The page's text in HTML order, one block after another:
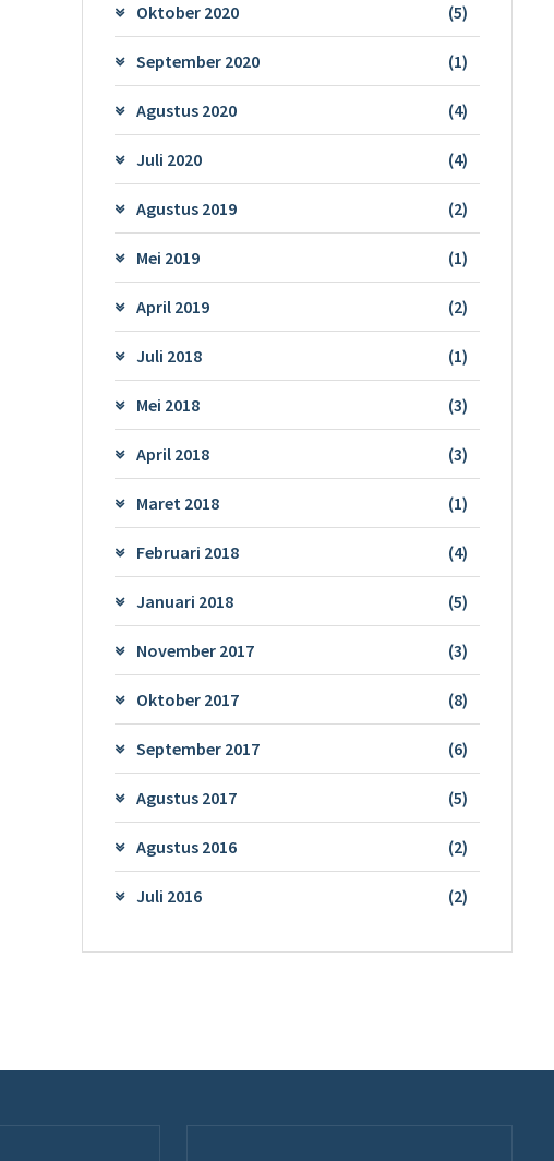
Oktober 2020 (5)
September 2020 (1)
Agustus 2020 (4)
Juli 2020 (4)
Agustus 2019 (2)
Mei 2019 (1)
April 2019 (2)
Juli 2018 (1)
Mei 2018 (3)
April 2018 (3)
Maret 2018 (1)
Februari 2018 (4)
Januari 2018 (5)
November 2017 (3)
Oktober 2017 (8)
September 2017 (6)
Agustus 2017 (5)
Agustus 2016 (2)
Juli 2016 (2)